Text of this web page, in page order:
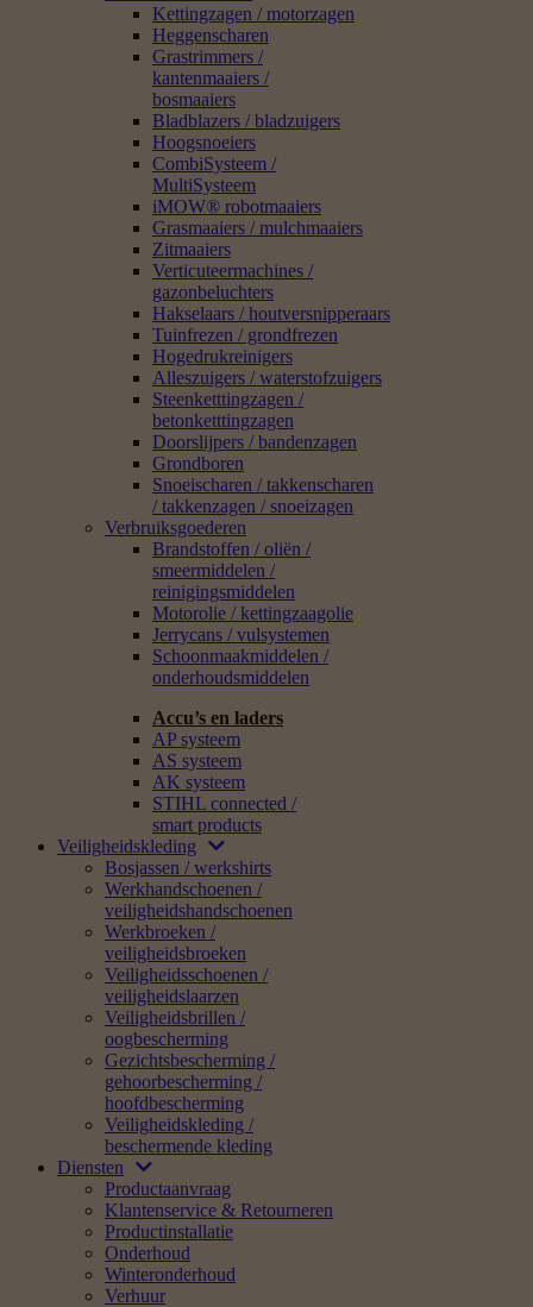
Kettingzagen / motorzagen
Heggenscharen
Grastrimmers /
kantenmaaiers /
bosmaaiers
Bladblazers / bladzuigers
Hoogsnoeiers
CombiSysteem /
MultiSysteem
iMOW® robotmaaiers
Grasmaaiers / mulchmaaiers
Zitmaaiers
Verticuteermachines /
gazonbeluchters
Hakselaars / houtversnipperaars
Tuinfrezen / grondfrezen
Hogedrukreinigers
Alleszuigers / waterstofzuigers
Steenketttingzagen /
betonketttingzagen
Doorslijpers / bandenzagen
Grondboren
Snoeischaren / takkenscharen
/ takkenzagen / snoeizagen
Verbruiksgoederen
Brandstoffen / oliën /
smeermiddelen /
reinigingsmiddelen
Motorolie / kettingzaagolie
Jerrycans / vulsystemen
Schoonmaakmiddelen /
onderhoudsmiddelen
Accu’s en laders
AP systeem
AS systeem
AK systeem
STIHL connected /
smart products
Veiligheidskleding
Bosjassen / werkshirts
Werkhandschoenen /
veiligheidshandschoenen
Werkbroeken /
veiligheidsbroeken
Veiligheidsschoenen /
veiligheidslaarzen
Veiligheidsbrillen /
oogbescherming
Gezichtsbescherming /
gehoorbescherming /
hoofdbescherming
Veiligheidskleding /
beschermende kleding
Diensten
Productaanvraag
Klantenservice & Retourneren
Productinstallatie
Onderhoud
Winteronderhoud
Verhuur